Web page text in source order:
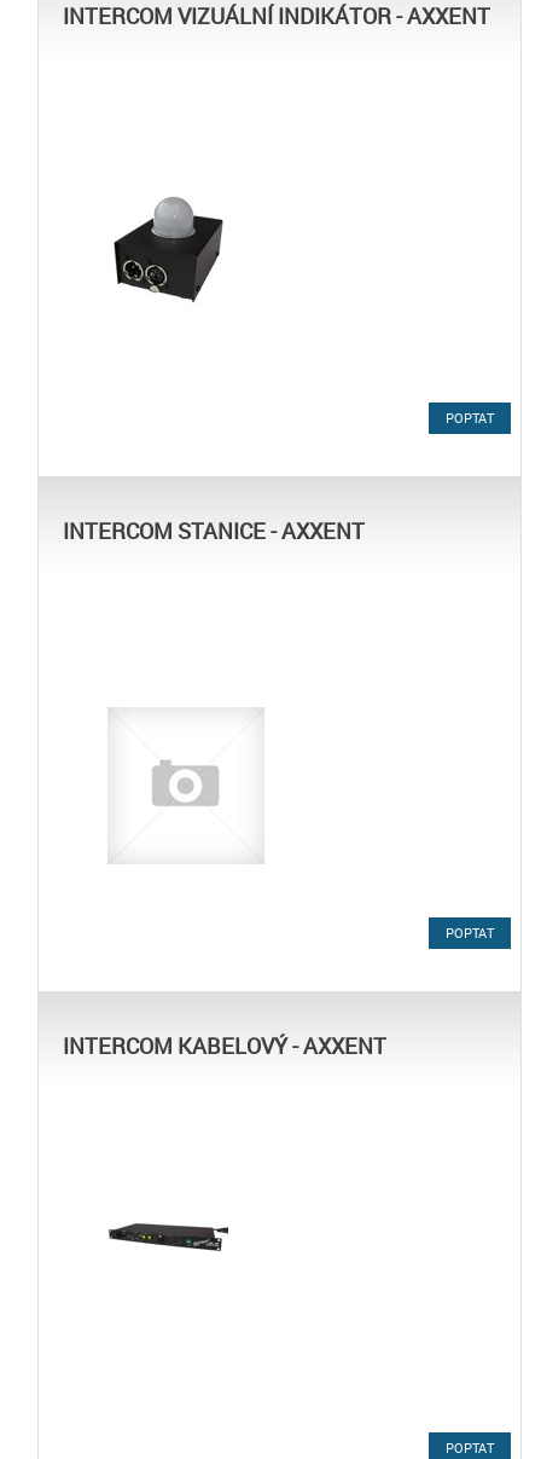
INTERCOM VIZUÁLNÍ INDIKÁTOR - AXXENT
POPTAT
INTERCOM STANICE - AXXENT
POPTAT
INTERCOM KABELOVÝ - AXXENT
POPTAT